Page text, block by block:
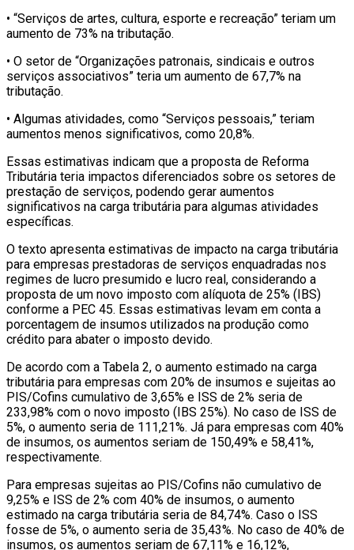
• “Serviços de artes, cultura, esporte e recreação” teriam um
aumento de 73% na tributação.
• O setor de “Organizações patronais, sindicais e outros
serviços associativos” teria um aumento de 67,7% na
tributação.
• Algumas atividades, como “Serviços pessoais,” teriam
aumentos menos significativos, como 20,8%.
Essas estimativas indicam que a proposta de Reforma
Tributária teria impactos diferenciados sobre os setores de
prestação de serviços, podendo gerar aumentos
significativos na carga tributária para algumas atividades
específicas.
O texto apresenta estimativas de impacto na carga tributária
para empresas prestadoras de serviços enquadradas nos
regimes de lucro presumido e lucro real, considerando a
proposta de um novo imposto com alíquota de 25% (IBS)
conforme a PEC 45. Essas estimativas levam em conta a
porcentagem de insumos utilizados na produção como
crédito para abater o imposto devido.
De acordo com a Tabela 2, o aumento estimado na carga
tributária para empresas com 20% de insumos e sujeitas ao
PIS/Cofins cumulativo de 3,65% e ISS de 2% seria de
233,98% com o novo imposto (IBS 25%). No caso de ISS de
5%, o aumento seria de 111,21%. Já para empresas com 40%
de insumos, os aumentos seriam de 150,49% e 58,41%,
respectivamente.
Para empresas sujeitas ao PIS/Cofins não cumulativo de
9,25% e ISS de 2% com 40% de insumos, o aumento
estimado na carga tributária seria de 84,74%. Caso o ISS
fosse de 5%, o aumento seria de 35,43%. No caso de 40% de
insumos, os aumentos seriam de 67,11% e 16,12%,